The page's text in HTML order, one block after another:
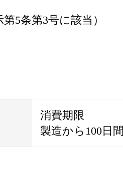
5条第3号に該当）
消費期限
製造から100日間